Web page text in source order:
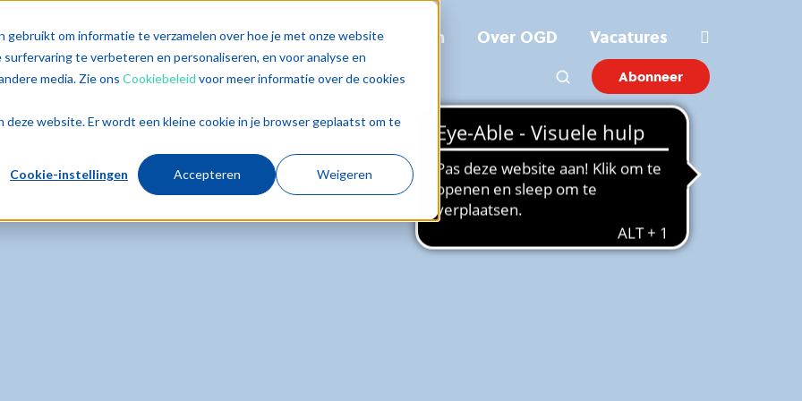
om informatie te verzamelen over hoe je met onze website
te verbeteren en personaliseren, en voor analyse en
media. Zie ons Cookiebeleid voor meer informatie over de cookies
website. Er wordt een kleine cookie in je browser geplaatst om te
Cookie-instellingen Accepteren Weigeren
Diensten Sectoren Trends Inzichten Over OGD Vacatures
Abonneer